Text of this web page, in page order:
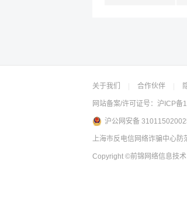
关于我们 合作伙伴
网站备案/许可证号： 沪ICP备
沪公网安备
上海市反电信网络诈骗中心防
Copyright ©前锦网络信息技